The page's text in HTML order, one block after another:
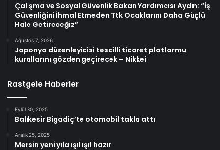
Çalışma ve Sosyal Güvenlik Bakan Yardımcısı Aydın: “İş
Güvenliğini İhmal Etmeden Ttk Ocaklarını Daha Güçlü
Hale Getireceğiz”
Ağustos 7, 2026
Japonya düzenleyicisi tescilli ticaret platformu
kurallarını gözden geçirecek – Nikkei
Rastgele Haberler
Eylül 30, 2025
Balıkesir Bigadiç’te otomobil takla attı
Aralık 25, 2025
Mersin yeni yıla ışıl ışıl hazır